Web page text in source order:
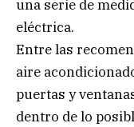
una serie de
eléctrica.
Entre las
aire
puertas y
dentro de lo